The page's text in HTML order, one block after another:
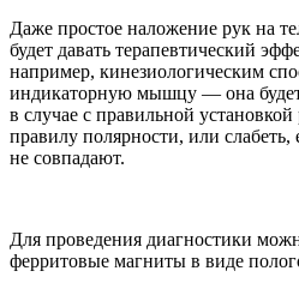
Даже простое наложение рук на
будет давать терапевтический
например, кинезиологическим
индикаторную мышцу — она
в случае с правильной установкой
правилу полярности, или слабеть,
не совпадают.
Для проведения диагностики
ферритовые магниты в виде